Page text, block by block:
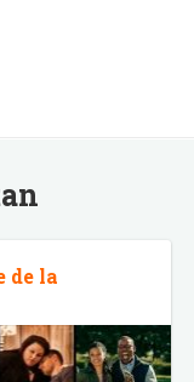
de la